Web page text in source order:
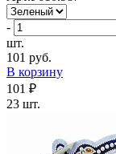
-
шт.
101 руб.
В корзину
101 ₽
23 шт.